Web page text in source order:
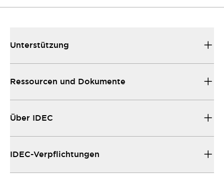
Unterstützung
Ressourcen und Dokumente
Über IDEC
IDEC-Verpflichtungen